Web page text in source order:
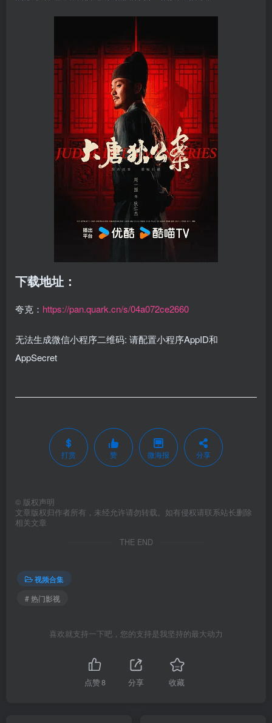
下载地址：
夸克： https://pan.quark.cn/s/04a072ce2660
无法生成微信小程序二维码: 请配置小程序AppID和
AppSecret
打赏 赞 微海报 分享
© 版权声明
文章版权归作者所有，未经允许请勿转载。如有侵权请联系站长删除
相关文章
THE END
视频合集
# 热门影视
喜欢就支持一下吧，您的支持是我坚持的最大动力
点赞8 分享 收藏